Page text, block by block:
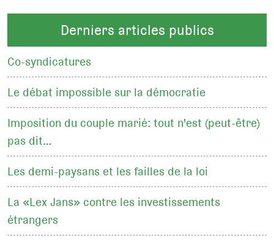
Derniers articles publics
Co-syndicatures
Le débat impossible sur la démocratie
Imposition du couple marié: tout n'est (peut-être)
pas dit…
Les demi-paysans et les failles de la loi
La «Lex Jans» contre les investissements
étrangers